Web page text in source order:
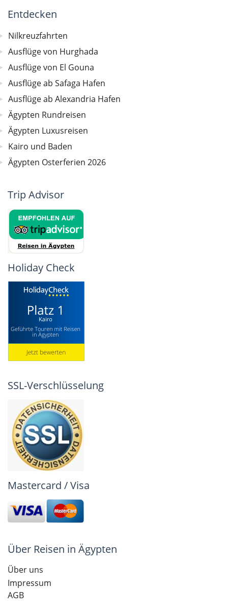
Entdecken
Nilkreuzfahrten
Ausflüge von Hurghada
Ausflüge von El Gouna
Ausflüge ab Safaga Hafen
Ausflüge ab Alexandria Hafen
Ägypten Rundreisen
Ägypten Luxusreisen
Kairo und Baden
Ägypten Osterferien 2026
Trip Advisor
Holiday Check
SSL-Verschlüsselung
Mastercard / Visa
Über Reisen in Ägypten
Über uns
Impressum
AGB